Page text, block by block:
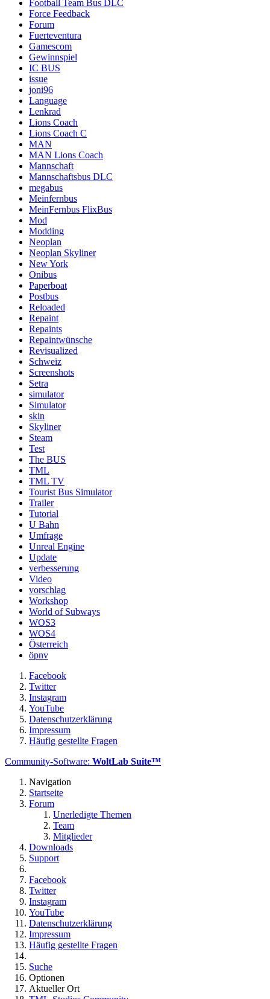
Football Team Bus DLC
Force Feedback
Forum
Fuerteventura
Gamescom
Gewinnspiel
IC BUS
issue
joni96
Language
Lenkrad
Lions Coach
Lions Coach C
MAN
MAN Lions Coach
Mannschaft
Mannschaftsbus DLC
megabus
Meinfernbus
MeinFernbus FlixBus
Mod
Modding
Neoplan
Neoplan Skyliner
New York
Onibus
Paperboat
Postbus
Reloaded
Repaint
Repaints
Repaintwünsche
Revisualized
Schweiz
Screenshots
Setra
simulator
Simulator
skin
Skyliner
Steam
Test
The BUS
TML
TML TV
Tourist Bus Simulator
Trailer
Tutorial
U Bahn
Umfrage
Unreal Engine
Update
verbesserung
Video
vorschlag
Workshop
World of Subways
WOS3
WOS4
Österreich
öpnv
Facebook
Twitter
Instagram
YouTube
Datenschutzerklärung
Impressum
Häufig gestellte Fragen
Community-Software: WoltLab Suite™
Navigation
Startseite
Forum
Unerledigte Themen
Team
Mitglieder
Downloads
Support
Facebook
Twitter
Instagram
YouTube
Datenschutzerklärung
Impressum
Häufig gestellte Fragen
Suche
Optionen
Aktueller Ort